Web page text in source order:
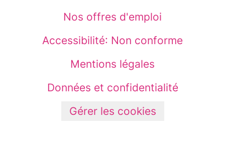
Nos offres d'emploi
Accessibilité: Non conforme
Mentions légales
Données et confidentialité
Gérer les cookies